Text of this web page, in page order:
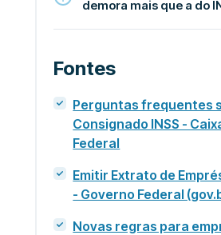
demora mais que a do
Fontes
Perguntas frequentes
Consignado INSS -
Federal
Emitir Extrato de
- Governo Federal
Novas regras para